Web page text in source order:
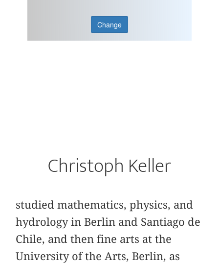
Change
Christoph Keller
studied mathematics, physics, and
hydrology in Berlin and Santiago de
Chile, and then fine arts at the
University of the Arts, Berlin, as